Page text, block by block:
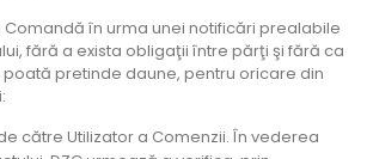
Comandă în urma unei notificări prealabile
fără a exista obligaţii între părţi şi fără ca
pretinde daune, pentru oricare din
către Utilizator a Comenzii. În vederea